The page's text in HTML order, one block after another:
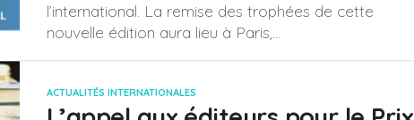
l’international. La remise des trophées de cette
nouvelle édition aura lieu à Paris,...
ACTUALITÉS INTERNATIONALES